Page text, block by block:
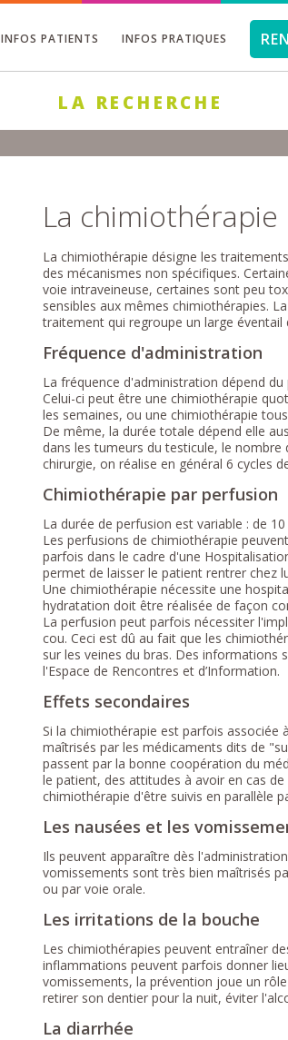
INFOS PATIENTS INFOS PRATIQUES
LA RECHERCHE
La chimiothérapie
La chimiothérapie désigne les
des mécanismes non spécifiques.
voie intraveineuse, certaines sont peu
sensibles aux mêmes chimiothérapies.
traitement qui regroupe un large éventail
Fréquence d'administration
La fréquence d'administration dépend
Celui-ci peut être une chimiothérapie
les semaines, ou une chimiothérapie
De même, la durée totale dépend elle
dans les tumeurs du testicule, le nombre
chirurgie, on réalise en général 6 cycles
Chimiothérapie par perfusion
La durée de perfusion est variable : de
Les perfusions de chimiothérapie
parfois dans le cadre d'une
permet de laisser le patient rentrer chez
Une chimiothérapie nécessite une
hydratation doit être réalisée de façon
La perfusion peut parfois nécessiter
cou. Ceci est dû au fait que les
sur les veines du bras. Des informations
l'Espace de Rencontres et d’Information.
Effets secondaires
Si la chimiothérapie est parfois associée
maîtrisés par les médicaments dits de
passent par la bonne coopération du
le patient, des attitudes à avoir en cas
chimiothérapie d'être suivis en parallèle
Les nausées et les
Ils peuvent apparaître dès
vomissements sont très bien maîtrisés
ou par voie orale.
Les irritations de la bouche
Les chimiothérapies peuvent entraîner
inflammations peuvent parfois donner
vomissements, la prévention joue un
retirer son dentier pour la nuit, éviter
La diarrhée